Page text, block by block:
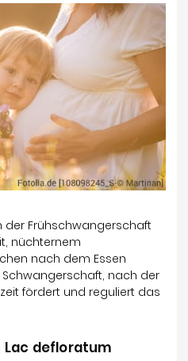
der Frühschwangerschaft
nüchternem
nach dem Essen
nach der
fördert und reguliert das
Lac defloratum